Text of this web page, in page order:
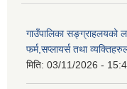
गाउँपालिका सङ्ग्राहलयको
फर्म,सप्लायर्स तथा
मिति: 03/11/2026 -